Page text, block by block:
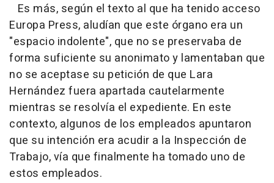
Es más, según el texto al que ha tenido acceso
Europa Press, aludían que este órgano era un
"espacio indolente", que no se preservaba de
forma suficiente su anonimato y lamentaban que
no se aceptase su petición de que Lara
Hernández fuera apartada cautelarmente
mientras se resolvía el expediente. En este
contexto, algunos de los empleados apuntaron
que su intención era acudir a la Inspección de
Trabajo, vía que finalmente ha tomado uno de
estos empleados.